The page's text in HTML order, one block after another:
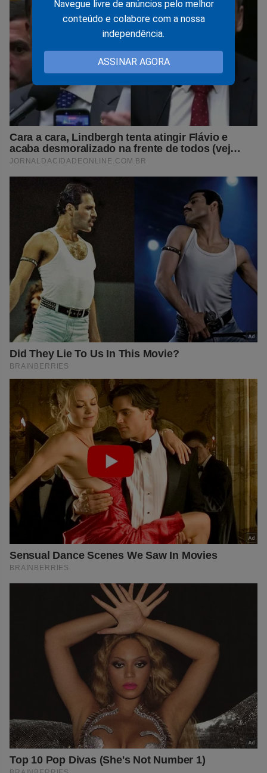
Navegue livre de anúncios pelo melhor
conteúdo e colabore com a nossa
independência.
ASSINAR AGORA